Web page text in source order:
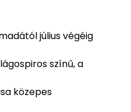
július végéig
színű, a
közepes